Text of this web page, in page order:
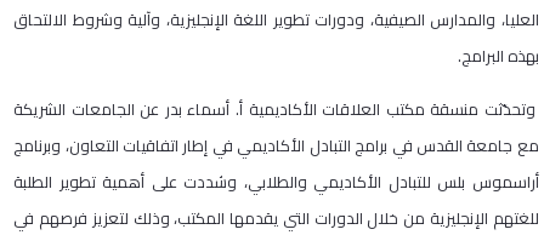
العليا، والمدارس الصيفية، ودورات تطوير اللغة الإنجليزية، وآلية وشروط الالتحاق
بهذه البرامج.
وتحدّثت منسقة مكتب العلاقات الأكاديمية أ. أسماء بدر عن الجامعات الشريكة
مع جامعة القدس في برامج التبادل الأكاديمي في إطار اتفاقيات التعاون، وبرنامج
أراسموس بلس للتبادل الأكاديمي والطلابي، وشددت على أهمية تطوير الطلبة
للغتهم الإنجليزية من خلال الدورات التي يقدمها المكتب، وذلك لتعزيز فرصهم في